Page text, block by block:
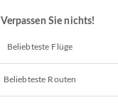
Verpassen Sie nichts!
Beliebteste Flüge
Beliebteste Routen